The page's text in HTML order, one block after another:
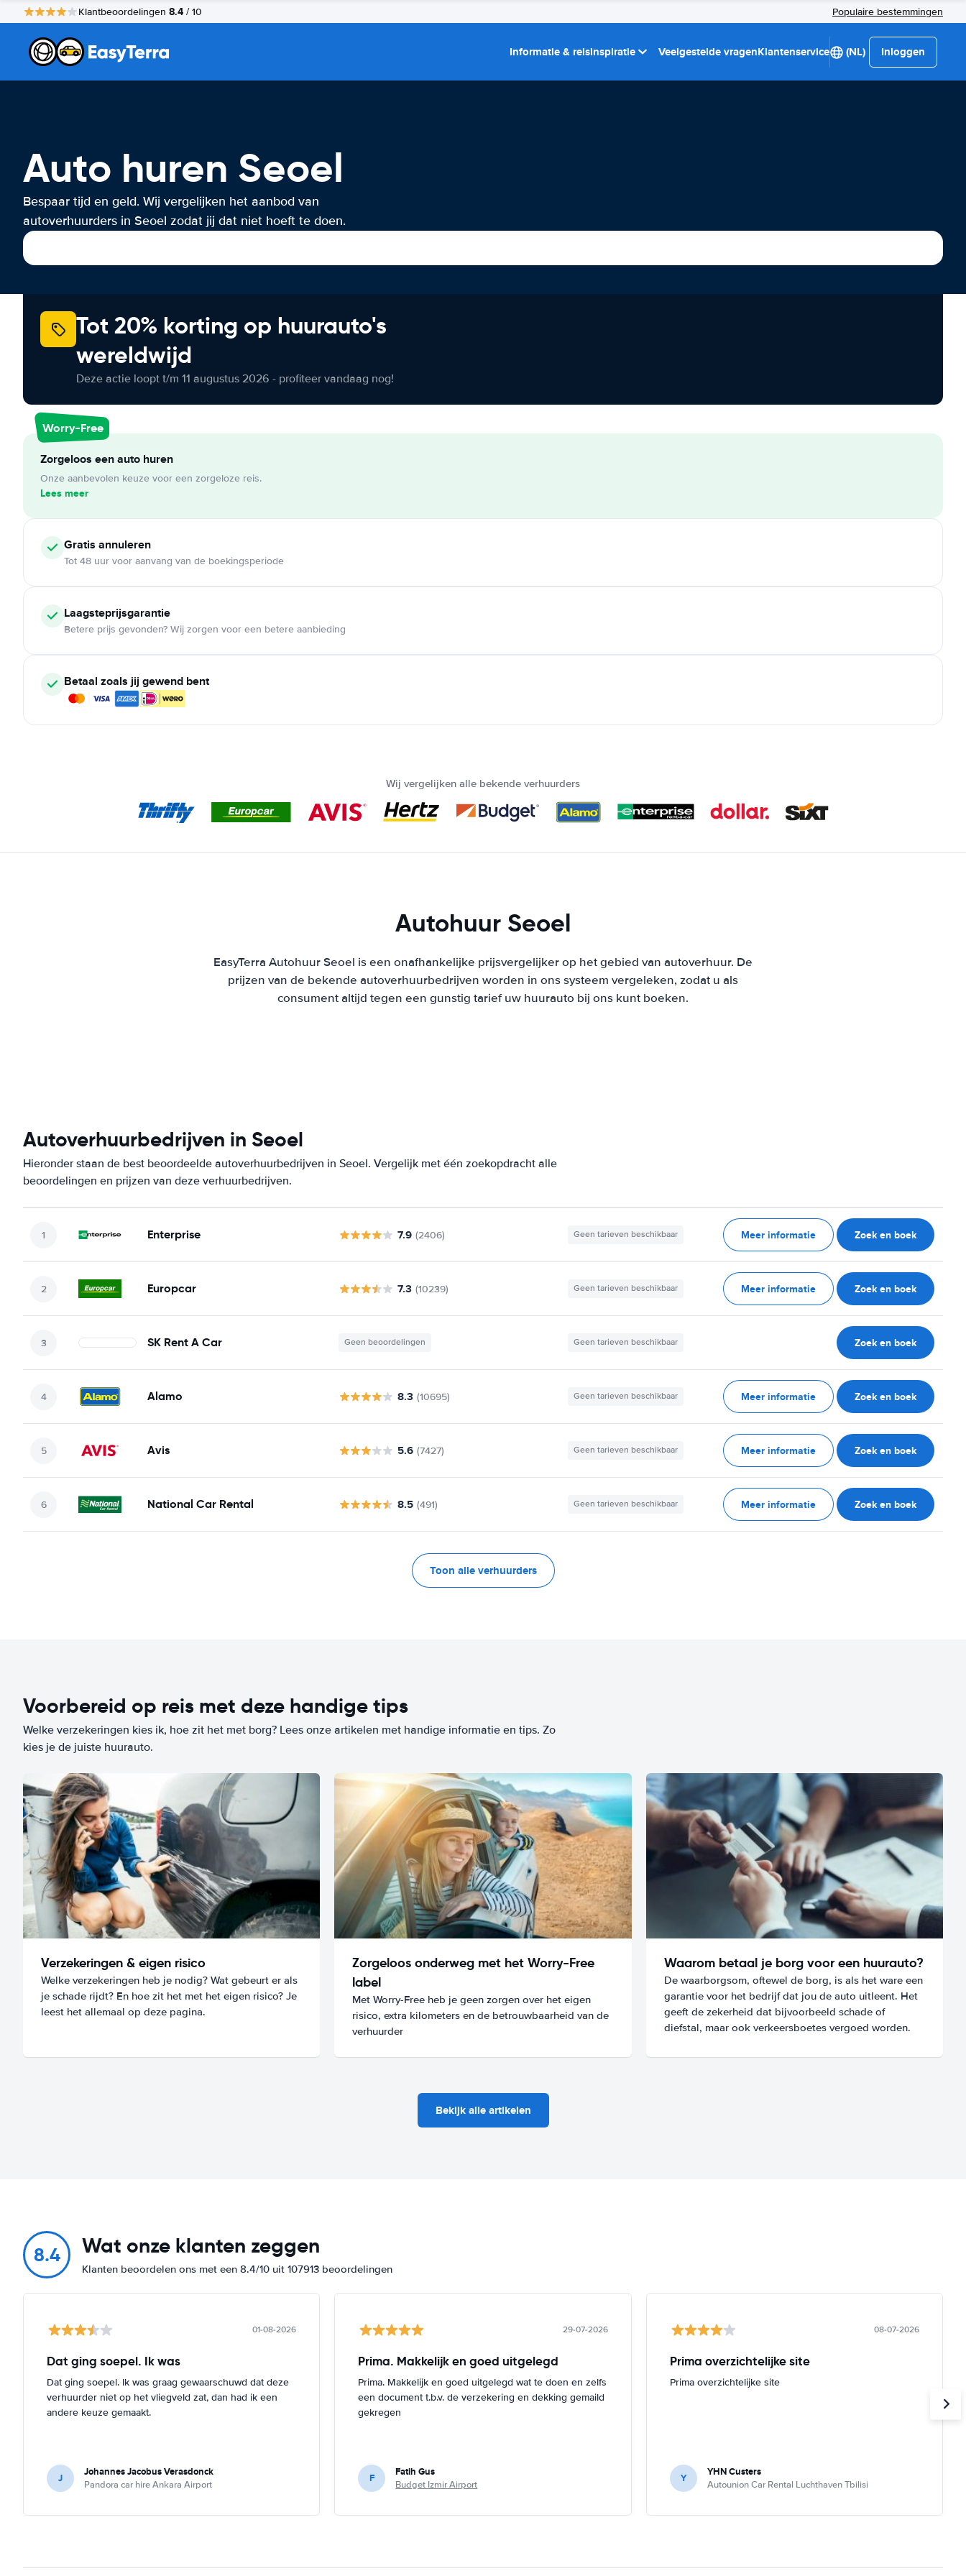
Klantbeoordelingen 8.4 / 10 Populaire bestemmingen
Informatie & reisinspiratie Veelgestelde vragenKlantenservice (NL) Inloggen
Auto huren Seoel
Bespaar tijd en geld. Wij vergelijken het aanbod van
autoverhuurders in Seoel zodat jij dat niet hoeft te doen.
Tot 20% korting op huurauto's
wereldwijd
Deze actie loopt t/m 11 augustus 2026 - profiteer vandaag nog!
Worry-Free
Zorgeloos een auto huren
Onze aanbevolen keuze voor een zorgeloze reis.
Lees meer
Gratis annuleren
Tot 48 uur voor aanvang van de boekingsperiode
Laagsteprijsgarantie
Betere prijs gevonden? Wij zorgen voor een betere aanbieding
Betaal zoals jij gewend bent
Wij vergelijken alle bekende verhuurders
Autohuur Seoel
EasyTerra Autohuur Seoel is een onafhankelijke prijsvergelijker op het gebied van autoverhuur. De
prijzen van de bekende autoverhuurbedrijven worden in ons systeem vergeleken, zodat u als
consument altijd tegen een gunstig tarief uw huurauto bij ons kunt boeken.
Autoverhuurbedrijven in Seoel
Hieronder staan de best beoordeelde autoverhuurbedrijven in Seoel. Vergelijk met één zoekopdracht alle
beoordelingen en prijzen van deze verhuurbedrijven.
Enterprise 7.9 (2406) Geen tarieven beschikbaar Meer informatie Zoek en boek
Europcar 7.3 (10239) Geen tarieven beschikbaar Meer informatie Zoek en boek
SK Rent A Car Geen beoordelingen Geen tarieven beschikbaar Zoek en boek
Alamo 8.3 (10695) Geen tarieven beschikbaar Meer informatie Zoek en boek
Avis 5.6 (7427) Geen tarieven beschikbaar Meer informatie Zoek en boek
National Car Rental 8.5 (491) Geen tarieven beschikbaar Meer informatie Zoek en boek
Toon alle verhuurders
Voorbereid op reis met deze handige tips
Welke verzekeringen kies ik, hoe zit het met borg? Lees onze artikelen met handige informatie en tips. Zo
kies je de juiste huurauto.
Verzekeringen & eigen risico
Welke verzekeringen heb je nodig? Wat gebeurt er als
je schade rijdt? En hoe zit het met het eigen risico? Je
leest het allemaal op deze pagina.
Zorgeloos onderweg met het Worry-Free
label
Met Worry-Free heb je geen zorgen over het eigen
risico, extra kilometers en de betrouwbaarheid van de
verhuurder
Waarom betaal je borg voor een huurauto?
De waarborgsom, oftewel de borg, is als het ware een
garantie voor het bedrijf dat jou de auto uitleent. Het
geeft de zekerheid dat bijvoorbeeld schade of
diefstal, maar ook verkeersboetes vergoed worden.
Bekijk alle artikelen
8.4 Wat onze klanten zeggen
Klanten beoordelen ons met een 8.4/10 uit 107913 beoordelingen
01-08-2026
Dat ging soepel. Ik was
Dat ging soepel. Ik was graag gewaarschuwd dat deze
verhuurder niet op het vliegveld zat, dan had ik een
andere keuze gemaakt.
J Johannes Jacobus Verasdonck
Pandora car hire Ankara Airport
29-07-2026
Prima. Makkelijk en goed uitgelegd
Prima. Makkelijk en goed uitgelegd wat te doen en zelfs
een document t.b.v. de verzekering en dekking gemaild
gekregen
F Fatih Gus
Budget Izmir Airport
08-07-2026
Prima overzichtelijke site
Prima overzichtelijke site
Y YHN Custers
Autounion Car Rental Luchthaven Tbilisi